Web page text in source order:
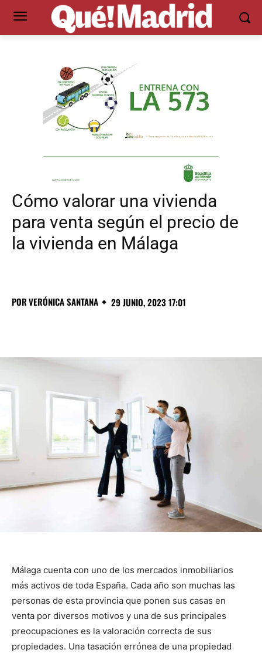
Cómo valorar una vivienda
para venta según el precio de
la vivienda en Málaga
PORVERÓNICA SANTANA 29 JUNIO, 2023 17:01
Málaga cuenta con uno de los mercados inmobiliarios
más activos de toda España. Cada año son muchas las
personas de esta provincia que ponen sus casas en
venta por diversos motivos y una de sus principales
preocupaciones es la valoración correcta de sus
propiedades. Una tasación errónea de una propiedad